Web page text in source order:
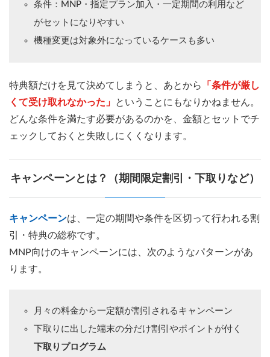
条件：MNP・指定プラン加入・一定期間の利用など
がセットになりやすい
機種変更は対象外になっているケースも多い
特典額だけを見て決めてしまうと、あとから
「条件が厳し
くて受け取れなかった」
ということにもなりかねません。
どんな条件を満たす必要があるのかを、金額とセットでチ
ェックしておくと失敗しにくくなります。
キャンペーンとは？（期間限定割引・下取りなど）
キャンペーンは、一定の期間や条件を区切って行われる割
引・特典の総称です。
MNP向けのキャンペーンには、次のようなパターンがあ
ります。
月々の料金から一定額が割引されるキャンペーン
下取りに出した端末の分だけ割引やポイントが付く
下取りプログラム